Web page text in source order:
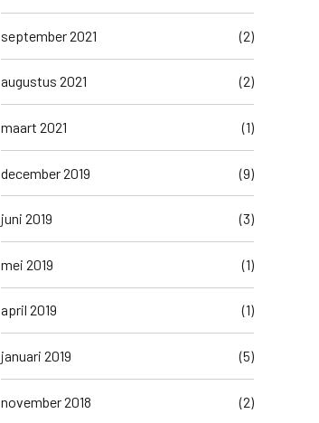
september 2021 (2)
augustus 2021 (2)
maart 2021 (1)
december 2019 (9)
juni 2019 (3)
mei 2019 (1)
april 2019 (1)
januari 2019 (5)
november 2018 (2)